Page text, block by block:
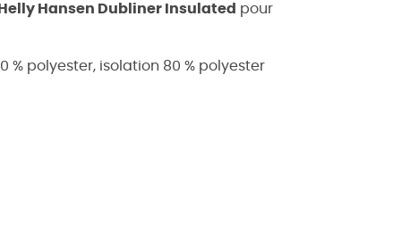
Hansen Dubliner Insulated pour
% polyester, isolation 80 % polyester